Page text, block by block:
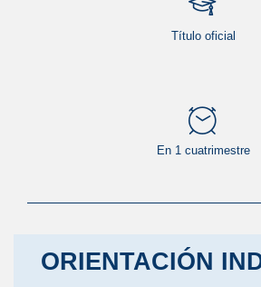
Título oficial
En 1 cuatrimestre
ORIENTACIÓN